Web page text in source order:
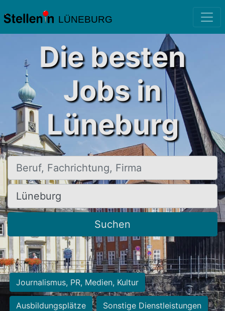
LÜNEBURG
Die besten
Jobs in
Lüneburg
Beruf, Fachrichtung, Firma
Ort, Stadt
Suchen
Journalismus, PR, Medien, Kultur
Ausbildungsplätze Sonstige Dienstleistungen